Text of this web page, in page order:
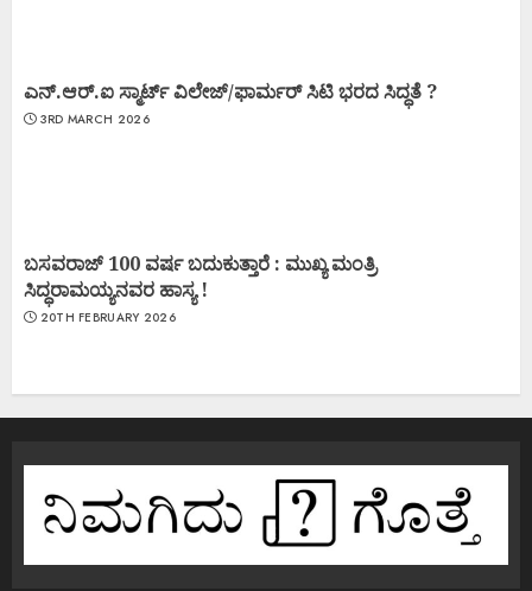
ಎನ್.ಆರ್.ಐ ಸ್ಮಾರ್ಟ್ ವಿಲೇಜ್/ಫಾರ್ಮರ್ ಸಿಟಿ ಭರದ ಸಿದ್ಧತೆ ?
3RD MARCH 2026
ಬಸವರಾಜ್ 100 ವರ್ಷ ಬದುಕುತ್ತಾರೆ : ಮುಖ್ಯ ಮಂತ್ರಿ
ಸಿದ್ಧರಾಮಯ್ಯನವರ ಹಾಸ್ಯ !
20TH FEBRUARY 2026